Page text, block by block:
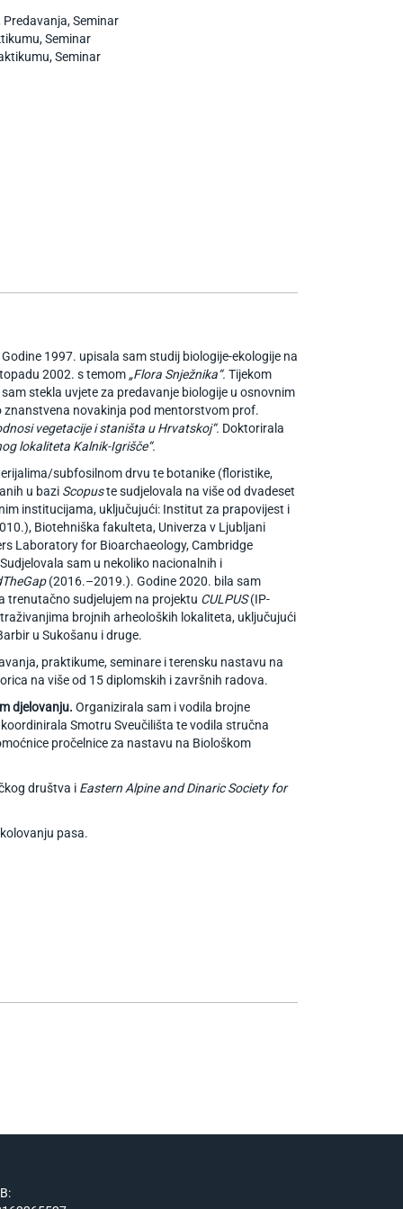
Seminar
Seminar
Seminar
1997. upisala sam studij biologije-ekologije na
2002. s temom „Flora Snježnika“. Tijekom
stekla uvjete za predavanje biologije u osnovnim
znanstvena novakinja pod mentorstvom prof.
vegetacije i staništa u Hrvatskoj“. Doktorirala
lokaliteta Kalnik-Igrišče“.
subfosilnom drvu te botanike (floristike,
u bazi Scopuste sudjelovala na više od dvadeset
institucijama, uključujući: Institut za prapovijest i
Biotehniška fakulteta, Univerza v Ljubljani
Laboratory for Bioarchaeology, Cambridge
sam u nekoliko nacionalnih i
(2016.–2019.). Godine 2020. bila sam
trenutačno sudjelujem na projektu CULPUS(IP-
brojnih arheoloških lokaliteta, uključujući
u Sukošanu i druge.
praktikume, seminare i terensku nastavu na
na više od 15 diplomskih i završnih radova.
djelovanju. Organizirala sam i vodila brojne
Smotru Sveučilišta te vodila stručna
pročelnice za nastavu na Biološkom
društva i Eastern Alpine and Dinaric Society for
pasa.